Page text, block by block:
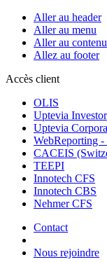
Aller au header
Aller au menu
Aller au contenu
Allez au footer
Accès client
OLIS
Uptevia Investor
Uptevia
WebReporting
CACEIS
TEEPI
Innotech CFS
Innotech CBS
Nehmer CFS
Contact
Nous rejoindre